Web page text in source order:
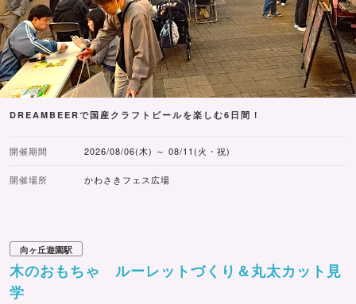
DREAMBEERで国産クラフトビールを楽しむ6日間！
開催期間 2026/08/06(木) ～ 08/11(火・祝)
開催場所 かわさきフェス広場
向ヶ丘遊園駅
木のおもちゃ ルーレットづくり＆丸太カット見
学